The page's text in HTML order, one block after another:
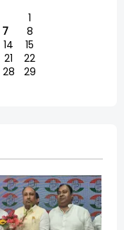
1
7
8
14
15
21
22
28
29